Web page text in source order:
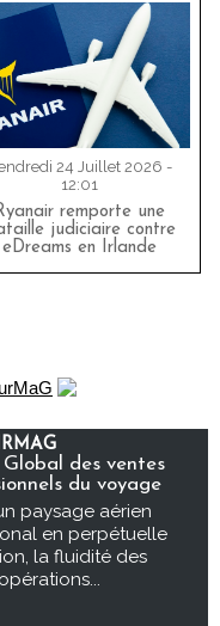
24 Juillet 2026 -
12:01
remporte une
judiciaire contre
eDreams en Irlande
des ventes
du voyage
paysage aérien
en perpétuelle
la fluidité des
opérations...